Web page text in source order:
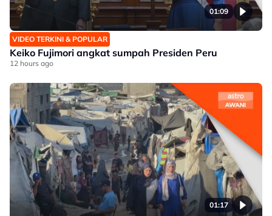
01:09
VIDEO TERKINI & POPULAR
Keiko Fujimori angkat sumpah Presiden Peru
12 hours ago
01:17